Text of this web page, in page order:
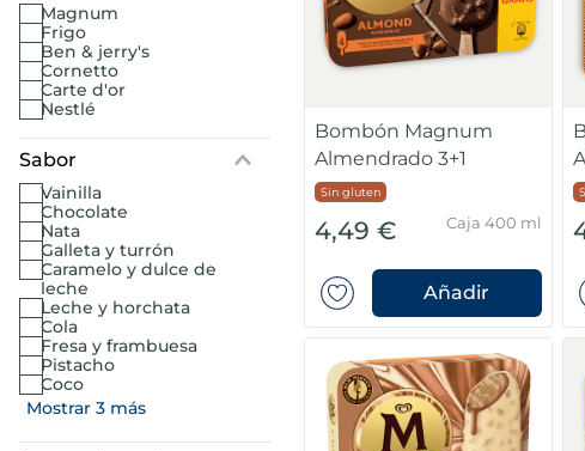
magnum
frigo
ben & jerry's
cornetto
carte d'or
nestlé
Sabor
vainilla
chocolate
nata
galleta y turrón
caramelo y dulce de
leche
leche y horchata
cola
fresa y frambuesa
pistacho
coco
Mostrar 3 más
Bombón Magnum
Almendrado 3+1
Sin gluten
4,49 € Caja 400 ml
Añadir